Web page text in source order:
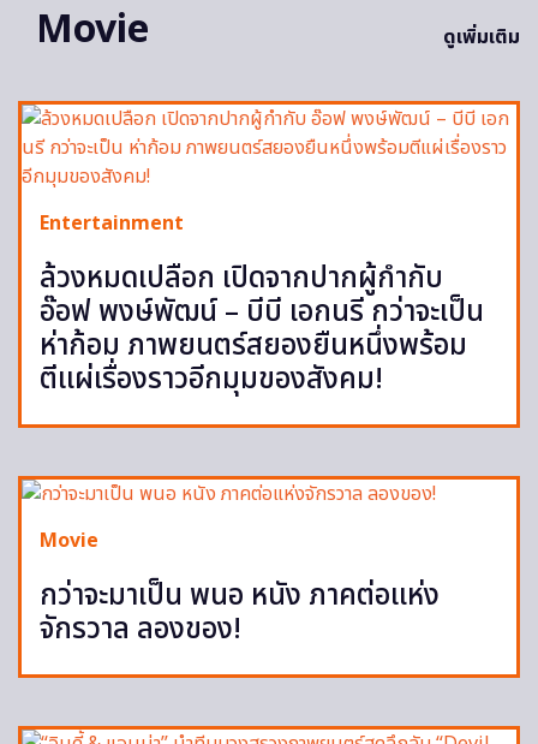
Movie
ดูเพิ่มเติม
Entertainment
ล้วงหมดเปลือก เปิดจากปากผู้กำกับ
อ๊อฟ พงษ์พัฒน์ – บีบี เอกนรี กว่าจะเป็น
ห่าก้อม ภาพยนตร์สยองยืนหนึ่งพร้อม
ตีแผ่เรื่องราวอีกมุมของสังคม!
Movie
กว่าจะมาเป็น พนอ หนัง ภาคต่อแห่ง
จักรวาล ลองของ!